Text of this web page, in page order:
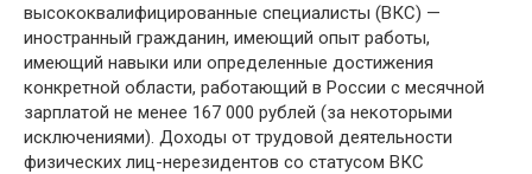
высококвалифицированные специалисты (ВКС) —
иностранный гражданин, имеющий опыт работы,
имеющий навыки или определенные достижения
конкретной области, работающий в России с месячной
зарплатой не менее 167 000 рублей (за некоторыми
исключениями). Доходы от трудовой деятельности
физических лиц-нерезидентов со статусом ВКС